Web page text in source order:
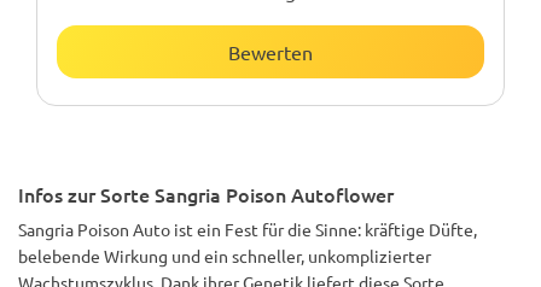
Bewerten
Infos zur Sorte Sangria Poison Autoflower
Sangria Poison Auto ist ein Fest für die Sinne: kräftige Düfte,
belebende Wirkung und ein schneller, unkomplizierter
Wachstumszyklus. Dank ihrer Genetik liefert diese Sorte